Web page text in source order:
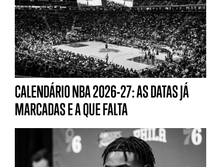
CALENDÁRIO NBA 2026-27: AS DATAS JÁ
MARCADAS E A QUE FALTA